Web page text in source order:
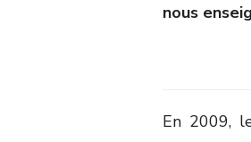
nous
En 2009,